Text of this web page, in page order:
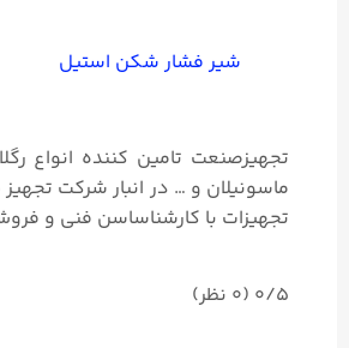
شیر فشار شکن استیل
تجهیزصنعت تامین کننده انواع
ماسونیلان و … در انبار شرکت
تجهیزات با کارشناساسن فنی و
0/5 (۰ نظر)